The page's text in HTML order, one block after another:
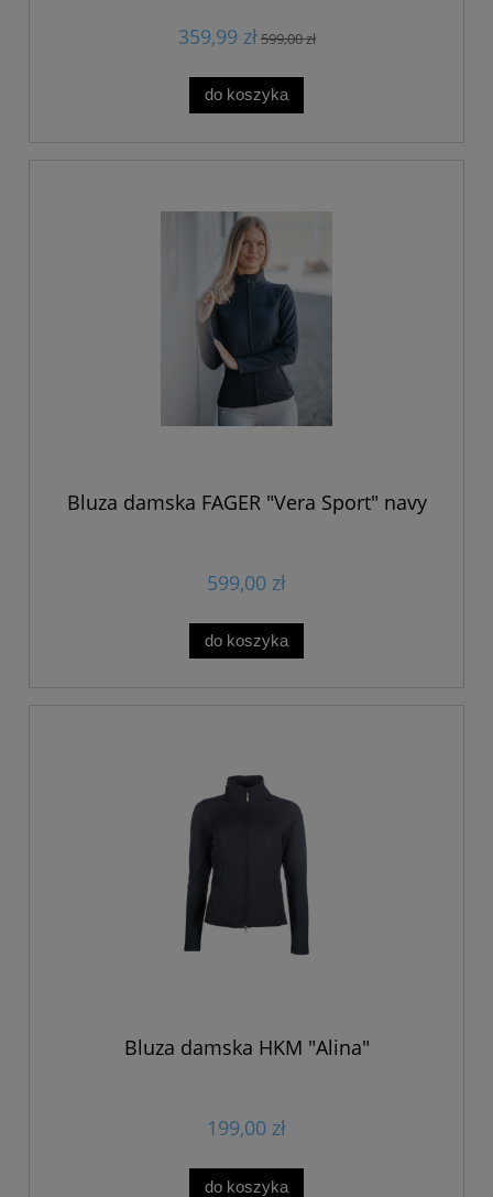
359,99 zł599,00 zł
do koszyka
Bluza damska FAGER "Vera Sport" navy
599,00 zł
do koszyka
Bluza damska HKM "Alina"
199,00 zł
do koszyka